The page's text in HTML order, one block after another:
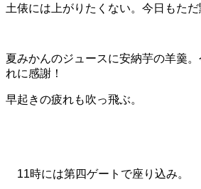
土俵には上がりたくない。今日もただ
夏みかんのジュースに安納芋の羊羹
れに感謝！
早起きの疲れも吹っ飛ぶ。
11時には第四ゲートで座り込み。